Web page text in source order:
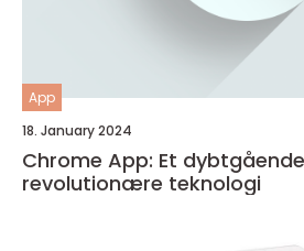
App
18. January 2024
Chrome App: Et
revolutionære teknologi